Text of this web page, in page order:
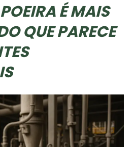
É MAIS
QUE PARECE